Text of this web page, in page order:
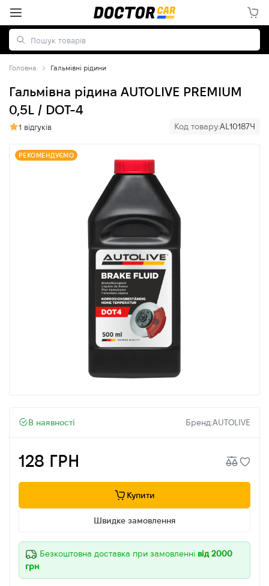
Головна Гальмівні рідини
Гальмівна рідина AUTOLIVE PREMIUM
0,5L / DOT-4
1 відгуків Код товару:AL10187Ч
РЕКОМЕНДУЄМО
В наявності Бренд:AUTOLIVE
128 ГРН
Купити
Швидке замовлення
Безкоштовна доставка при замовленні від 2000
грн